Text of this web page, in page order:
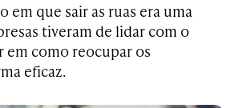
em que sair as ruas era uma
tiveram de lidar com o
em como reocupar os
eficaz.